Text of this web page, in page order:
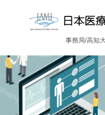
事務局/高知